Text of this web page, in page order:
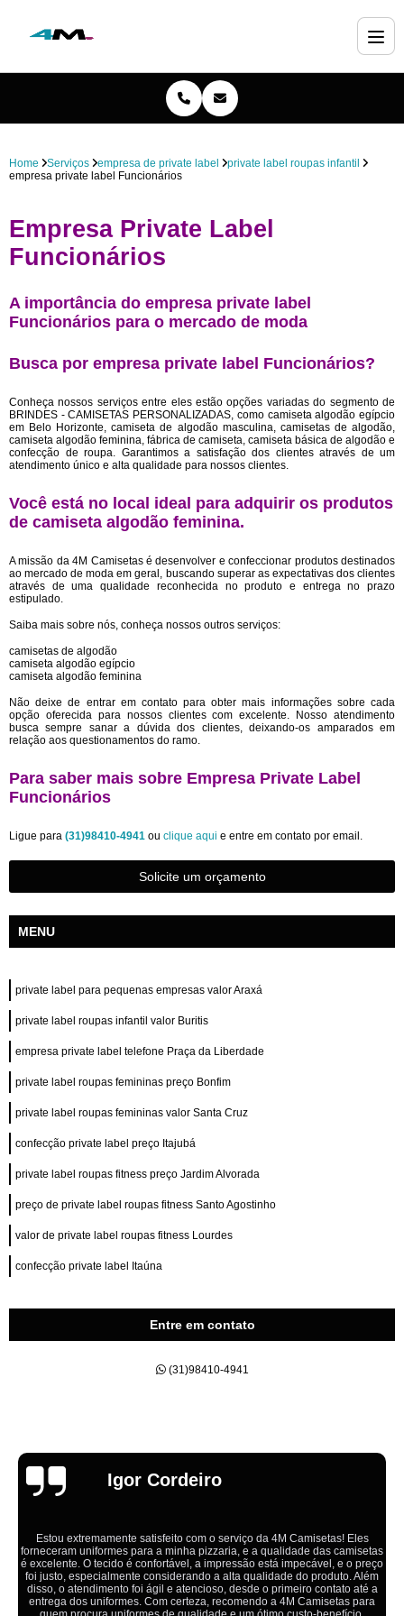
Home Serviços empresa de private label
private label roupas infantil
empresa private label Funcionários
Empresa Private Label
Funcionários
A importância do empresa private label
Funcionários para o mercado de moda
Busca por empresa private label Funcionários?
Conheça nossos serviços entre eles estão opções variadas do segmento de
BRINDES - CAMISETAS PERSONALIZADAS, como camiseta algodão egípcio
em Belo Horizonte, camiseta de algodão masculina, camisetas de algodão,
camiseta algodão feminina, fábrica de camiseta, camiseta básica de algodão e
confecção de roupa. Garantimos a satisfação dos clientes através de um
atendimento único e alta qualidade para nossos clientes.
Você está no local ideal para adquirir os produtos
de camiseta algodão feminina.
A missão da 4M Camisetas é desenvolver e confeccionar produtos destinados
ao mercado de moda em geral, buscando superar as expectativas dos clientes
através de uma qualidade reconhecida no produto e entrega no prazo
estipulado.
Saiba mais sobre nós, conheça nossos outros serviços:
camisetas de algodão
camiseta algodão egípcio
camiseta algodão feminina
Não deixe de entrar em contato para obter mais informações sobre cada
opção oferecida para nossos clientes com excelente. Nosso atendimento
busca sempre sanar a dúvida dos clientes, deixando-os amparados em
relação aos questionamentos do ramo.
Para saber mais sobre Empresa Private Label
Funcionários
Ligue para (31)98410-4941 ou clique aqui e entre em contato por email.
Solicite um orçamento
MENU
private label para pequenas empresas valor Araxá
private label roupas infantil valor Buritis
empresa private label telefone Praça da Liberdade
private label roupas femininas preço Bonfim
private label roupas femininas valor Santa Cruz
confecção private label preço Itajubá
private label roupas fitness preço Jardim Alvorada
preço de private label roupas fitness Santo Agostinho
valor de private label roupas fitness Lourdes
confecção private label Itaúna
Entre em contato
(31)98410-4941
Emília
Ótimo atendimento,todos muito educados, prestativos e que
cliente em primeiro lugar. Qualquer lugar tem problemas,isso é
aqui na 4M tudo é resolvido com calma e de forma que todos
ganhando no final.